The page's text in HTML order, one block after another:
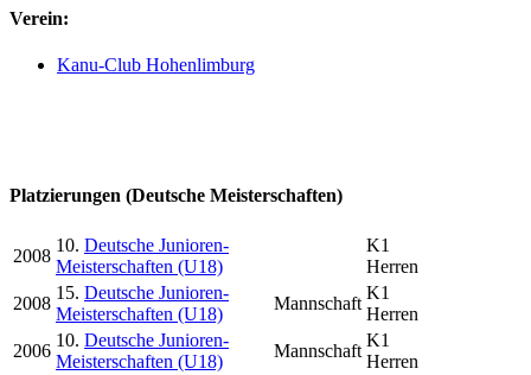
Verein:
Kanu-Club Hohenlimburg
Platzierungen (Deutsche Meisterschaften)
2008
10. Deutsche Junioren-
Meisterschaften (U18)
K1
Herren
2008
15. Deutsche Junioren-
Meisterschaften (U18)
Mannschaft
K1
Herren
2006
10. Deutsche Junioren-
Meisterschaften (U18)
Mannschaft
K1
Herren